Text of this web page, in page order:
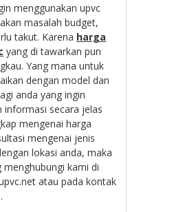
menggunakan upvc
masalah budget,
takut. Karena harga
yang di tawarkan pun
Yang mana untuk
dengan model dan
anda yang ingin
informasi secara jelas
mengenai harga
mengenai jenis
lokasi anda, maka
menghubungi kami di
atau pada kontak